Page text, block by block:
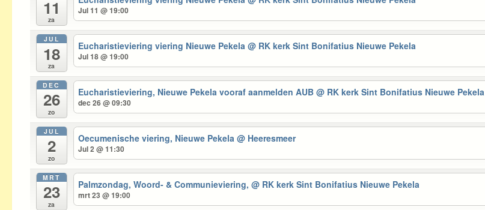
11
za
Jul 11 @ 19:00
JUL
18
za
Eucharistieviering viering Nieuwe Pekela@ RK kerk Sint Bonifatius Nieuwe Pekela
Jul 18 @ 19:00
DEC
26
zo
Eucharistieviering, Nieuwe Pekela vooraf aanmelden AUB@ RK kerk Sint Bonifatius Nieuwe Pekela
dec 26 @ 09:30
JUL
2
zo
Oecumenische viering, Nieuwe Pekela@ Heeresmeer
Jul 2 @ 11:30
MRT
23
za
Palmzondag, Woord- & Communieviering,@ RK kerk Sint Bonifatius Nieuwe Pekela
mrt 23 @ 19:00